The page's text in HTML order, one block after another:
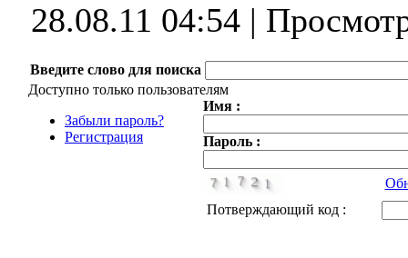
28.08.11 04:54 |
Введите слово для поиска
Доступно только пользователям
Забыли пароль?
Регистрация
Имя :
Пароль :
Потверждающий код :